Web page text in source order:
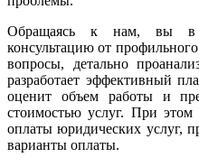
Обращаясь к нам, вы в
консультацию от
вопросы, детально
разработает эффективный
оценит объем работы и
стоимостью услуг. При
оплаты юридических услуг,
варианты оплаты.